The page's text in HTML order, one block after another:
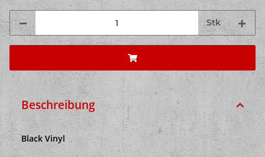
Stk
Beschreibung
Black Vinyl